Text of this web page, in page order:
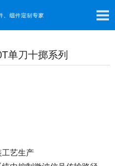
单刀十掷系列
艺生产